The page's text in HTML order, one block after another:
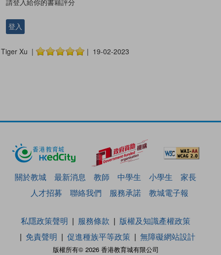
請登入給你的書籍評分
登入
Tiger Xu | | 19-02-2023
關於教城 最新消息 教師 中學生 小學生
家長
人才招募
聯絡我們 服務承諾 教城電子報
版權所有© 2026 香港教育城有限公司
私隱政策聲明 服務條款
版權及知識產權政策
免責聲明
促進種族平等政策 無障礙網站設計